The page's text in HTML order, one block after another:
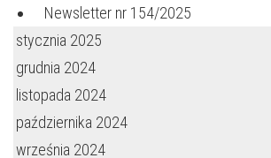
Newsletter nr 154/2025
stycznia 2025
grudnia 2024
listopada 2024
października 2024
września 2024